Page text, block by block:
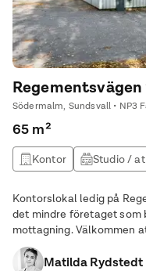
Regementsvägen
Södermalm, Sundsvall • NP3
65 m²
Kontor Studio /
Kontorslokal ledig på
det mindre företaget som
mottagning.
Matilda Rydstedt